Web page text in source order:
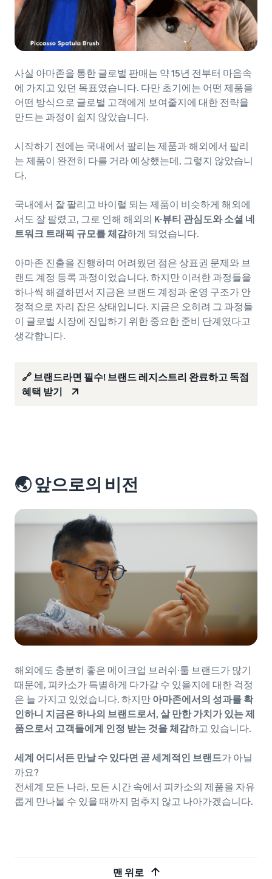
사실 아마존을 통한 글로벌 판매는 약 15년 전부터 마음속
에 가지고 있던 목표였습니다. 다만 초기에는 어떤 제품을
어떤 방식으로 글로벌 고객에게 보여줄지에 대한 전략을
만드는 과정이 쉽지 않았습니다.
시작하기 전에는 국내에서 팔리는 제품과 해외에서 팔리
는 제품이 완전히 다를 거라 예상했는데, 그렇지 않았습니
다.
국내에서 잘 팔리고 바이럴 되는 제품이 비슷하게 해외에
서도 잘 팔렸고, 그로 인해 해외의 K-뷰티 관심도와 소셜 네
트워크 트래픽 규모를 체감하게 되었습니다.
아마존 진출을 진행하며 어려웠던 점은 상표권 문제와 브
랜드 계정 등록 과정이었습니다. 하지만 이러한 과정들을
하나씩 해결하면서 지금은 브랜드 계정과 운영 구조가 안
정적으로 자리 잡은 상태입니다. 지금은 오히려 그 과정들
이 글로벌 시장에 진입하기 위한 중요한 준비 단계였다고
생각합니다.
🔗 브랜드라면 필수! 브랜드 레지스트리 완료하고 독점
혜택 받기
🌏 앞으로의 비전
해외에도 충분히 좋은 메이크업 브러쉬·툴 브랜드가 많기
때문에, 피카소가 특별하게 다가갈 수 있을지에 대한 걱정
은 늘 가지고 있었습니다. 하지만 아마존에서의 성과를 확
인하니 지금은 하나의 브랜드로서, 살 만한 가치가 있는 제
품으로서 고객들에게 인정 받는 것을 체감하고 있습니다.
세계 어디서든 만날 수 있다면 곧 세계적인 브랜드가 아닐
까요?
전세계 모든 나라, 모든 시간 속에서 피카소의 제품을 자유
롭게 만나볼 수 있을 때까지 멈추지 않고 나아가겠습니다.
맨 위로